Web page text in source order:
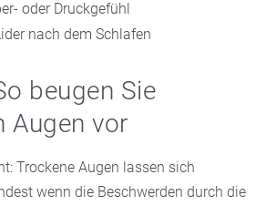
oder Druckgefühl
nach dem Schlafen
beugen Sie
Augen vor
Trockene Augen lassen sich
wenn die Beschwerden durch die